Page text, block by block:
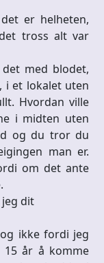
er helheten,
tross alt var
med blodet,
i et lokalet uten
Hvordan ville
i midten uten
og du tror du
man er.
om det ante
jeg dit
ikke fordi jeg
år å komme